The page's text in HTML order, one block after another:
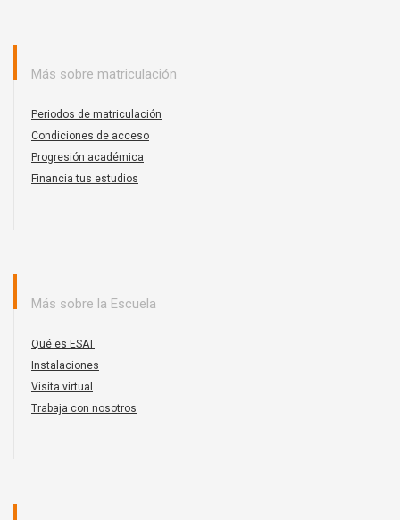
Más sobre matriculación
Periodos de matriculación
Condiciones de acceso
Progresión académica
Financia tus estudios
Más sobre la Escuela
Qué es ESAT
Instalaciones
Visita virtual
Trabaja con nosotros